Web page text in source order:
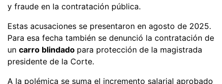
y fraude en la contratación pública.
Estas acusaciones se presentaron en agosto de 2025.
Para esa fecha también se denunció la contratación de
un carro blindado para protección de la magistrada
presidente de la Corte.
A la polémica se suma el incremento salarial aprobado